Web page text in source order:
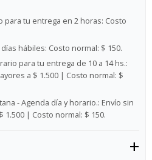
para tu entrega en 2 horas: Costo
hábiles: Costo normal: $ 150.
para tu entrega de 10 a 14 hs.:
a $ 1.500 | Costo normal: $
- Agenda día y horario.: Envío sin
1.500 | Costo normal: $ 150.